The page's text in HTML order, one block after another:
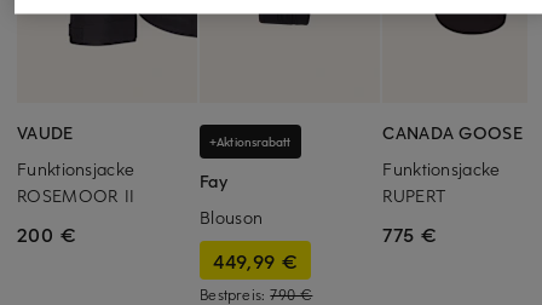
VAUDE
Funktionsjacke
ROSEMOOR II
200 €
+Aktionsrabatt
Fay
Blouson
449,99 €
Bestpreis:790 €
CANADA GOOSE
Funktionsjacke
RUPERT
775 €